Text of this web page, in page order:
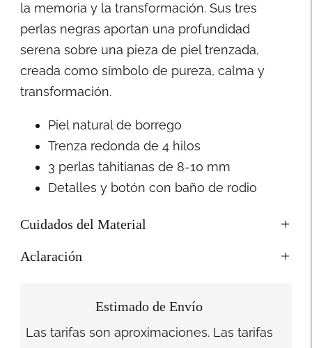
la memoria y la transformación. Sus tres
perlas negras aportan una profundidad
serena sobre una pieza de piel trenzada,
creada como símbolo de pureza, calma y
transformación.
Piel natural de borrego
Trenza redonda de 4 hilos
3 perlas tahitianas de 8-10 mm
Detalles y botón con baño de rodio
Cuidados del Material
Aclaración
Estimado de Envío
Las tarifas son aproximaciones. Las tarifas